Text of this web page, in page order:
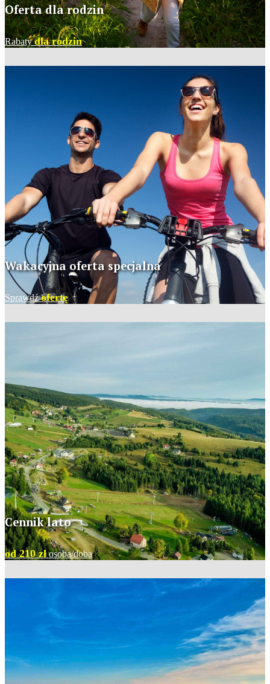
Oferta dla rodzin
Rabatydla rodzin
Wakacyjna oferta specjalna
Sprawdźofertę
Cennik lato
od 210 złosoba/doba